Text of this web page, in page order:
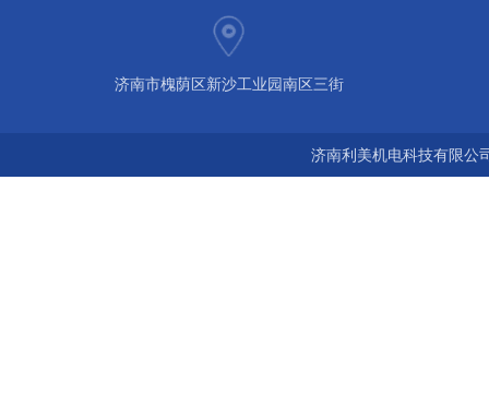
济南市槐荫区新沙工业园南区三街
济南利美机电科技有限